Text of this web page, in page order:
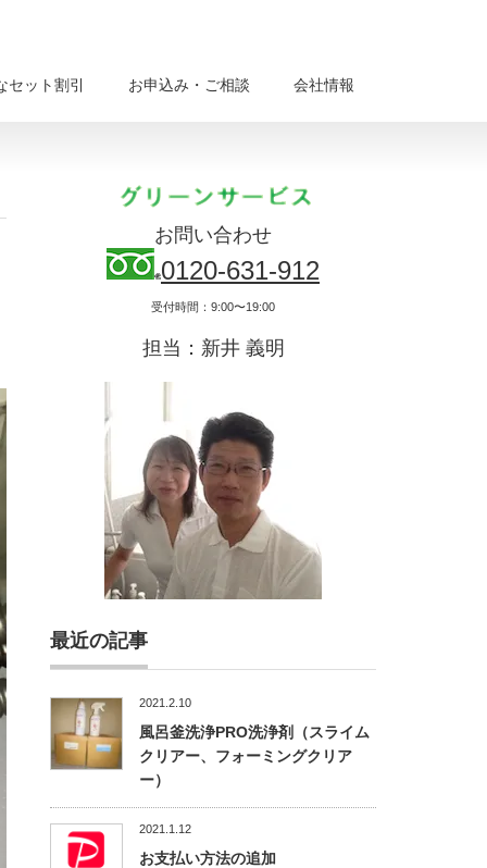
セット割引 お申込み・ご相談 会社情報
お問い合わせ
0120-631-912
受付時間：9:00〜19:00
担当：新井 義明
最近の記事
2021.2.10
風呂釜洗浄PRO洗浄剤（スライム
クリアー、フォーミングクリア
ー）
2021.1.12
お支払い方法の追加